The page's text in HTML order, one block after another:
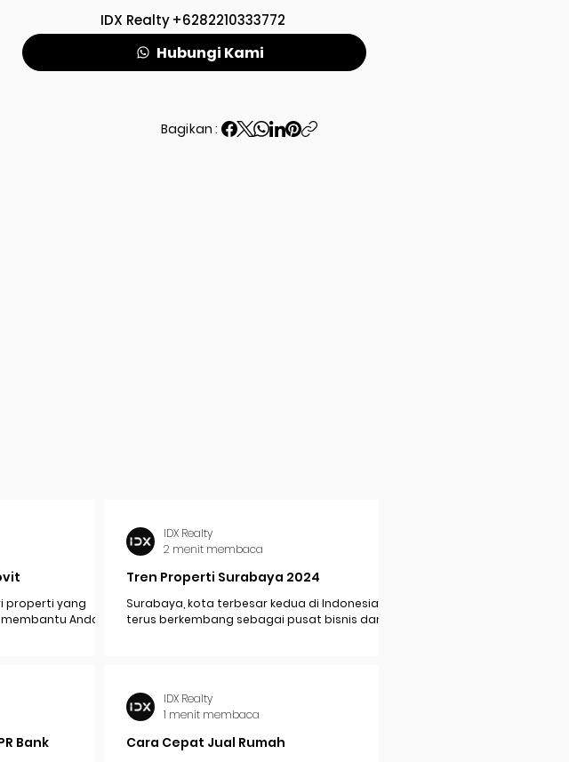
IDX Realty+6282210333772
Hubungi Kami
Bagikan :
properti yang
Anda
Tren Properti Surabaya 2024
Surabaya, kota terbesar kedua di Indonesia,
terus berkembang sebagai pusat bisnis dan
IDX Realty
2 menit membaca
Bank Cara Cepat Jual Rumah
IDX Realty
1 menit membaca